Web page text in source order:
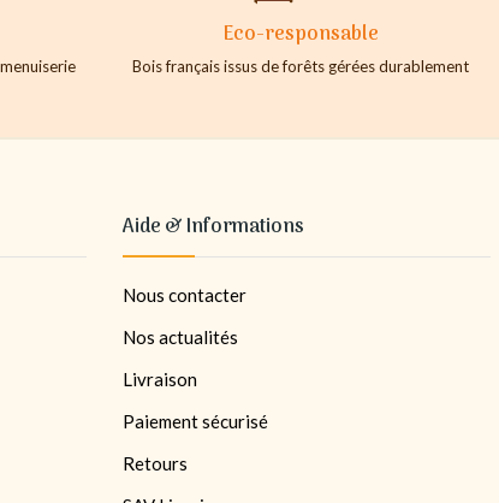
Eco-responsable
Bois français issus de forêts gérées durablement
Aide & Informations
Nous contacter
Nos actualités
Livraison
Paiement sécurisé
Retours